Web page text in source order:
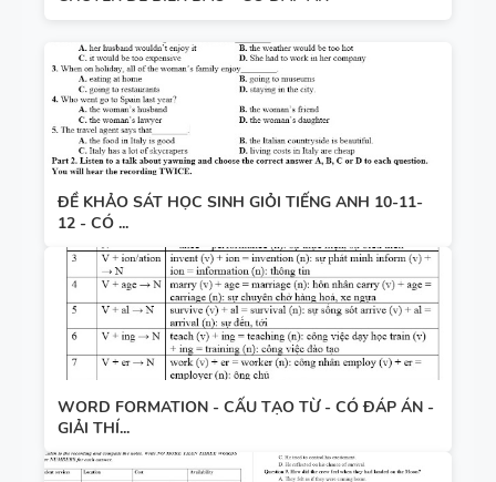
ĐỀ KHẢO SÁT HỌC SINH GIỎI TIẾNG ANH 10-11-
12 - CÓ ...
WORD FORMATION - CẤU TẠO TỪ - CÓ ĐÁP ÁN -
GIẢI THÍ...